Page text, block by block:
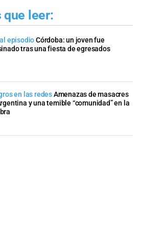
que leer:
episodioCórdoba: un joven fue
tras una fiesta de egresados
en las redesAmenazas de masacres
y una temible “comunidad” en la